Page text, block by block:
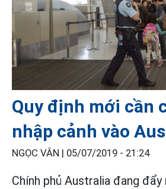
Quy định mới cần
nhập cảnh vào
NGỌC VÂN | 05/07/2019 - 21:24
Chính phủ Australia đang